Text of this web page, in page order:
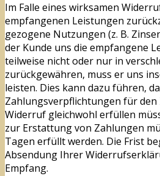
Im Falle eines wirksamen
empfangenen Leistungen
gezogene Nutzungen (z. B.
der Kunde uns die empfangene
teilweise nicht oder nur in
zurückgewähren, muss er uns
leisten. Dies kann dazu führen,
Zahlungsverpflichtungen für den
Widerruf gleichwohl erfüllen
zur Erstattung von Zahlungen
Tagen erfüllt werden. Die Frist
Absendung Ihrer
Empfang.